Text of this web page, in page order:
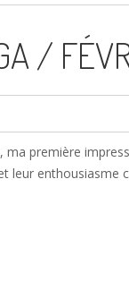
/
ma première
leur